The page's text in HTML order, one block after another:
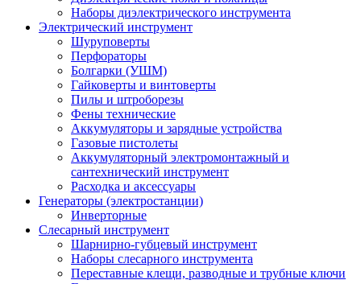
Наборы диэлектрического инструмента
Электрический инструмент
Шуруповерты
Перфораторы
Болгарки (УШМ)
Гайковерты и винтоверты
Пилы и штроборезы
Фены технические
Аккумуляторы и зарядные устройства
Газовые пистолеты
Аккумуляторный электромонтажный и
сантехнический инструмент
Расходка и аксессуары
Генераторы (электростанции)
Инверторные
Слесарный инструмент
Шарнирно-губцевый инструмент
Наборы слесарного инструмента
Переставные клещи, разводные и трубные ключи